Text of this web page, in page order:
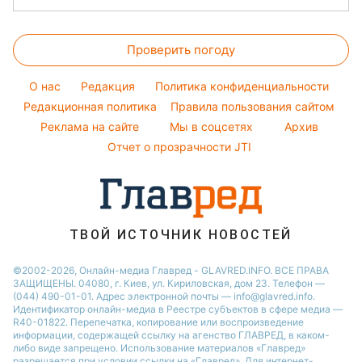
Красивый маникюр
София Ротару
Ольга Сумская
Филипп Киркоров
Елена Зеленская
Оптические иллюзии
Все о шоу-бизнесе
Салаты
Простые блюда
Легкие десерты
Напитки
Праздничное меню
Денежная помощь
Тарифы
Курс валют
Проверить погоду
O нас Редакция
Политика конфиденциальности
Редакционная политика
Правила пользования сайтом
Реклама на сайте
Мы в соцсетях
Архив
Отчет о прозрачности JTI
ТВОЙ ИСТОЧНИК НОВОСТЕЙ
©2002-2026, Онлайн-медиа Главред - GLAVRED.INFO. ВСЕ ПРАВА
ЗАЩИЩЕНЫ. 04080, г. Киев, ул. Кириловская, дом 23. Телефон —
(044) 490-01-01. Адрес электронной почты — info@glavred.info.
Идентификатор онлайн-медиа в Реестре cубъектов в сфере медиа —
R40-01822. Перепечатка, копирование или воспроизведение
информации, содержащей ссылку на агенство ГЛАВРЕД, в каком-
либо виде запрещено. Использование материалов «Главред»